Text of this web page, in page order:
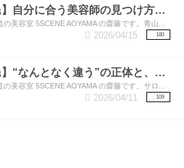
【美容室難民】自分に合う美容師の見つけ方と、しっくりくる理由。
の美容室 5SCENE AOYAMA の齋藤です。青山...
180
2026/04/15
【美容室難民】“なんとなく違う”の正体と、美容師が見ているもの。
の美容室 5SCENE AOYAMA の齋藤です。サロ...
109
2026/04/11